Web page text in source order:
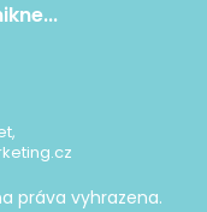
práva vyhrazena.